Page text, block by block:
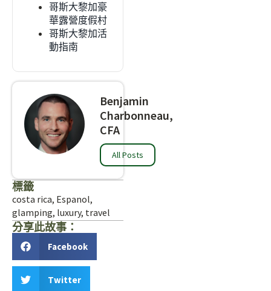
哥斯大黎加豪
華露營度假村
哥斯大黎加活
動指南
Benjamin
Charbonneau,
CFA
All Posts
標籤
costa rica, Espanol,
glamping, luxury, travel
分享此故事：
Facebook
Twitter